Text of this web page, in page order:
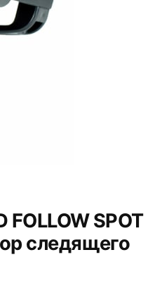
FOLLOW SPOT
следящего